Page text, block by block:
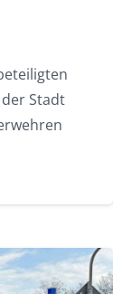
Stadt